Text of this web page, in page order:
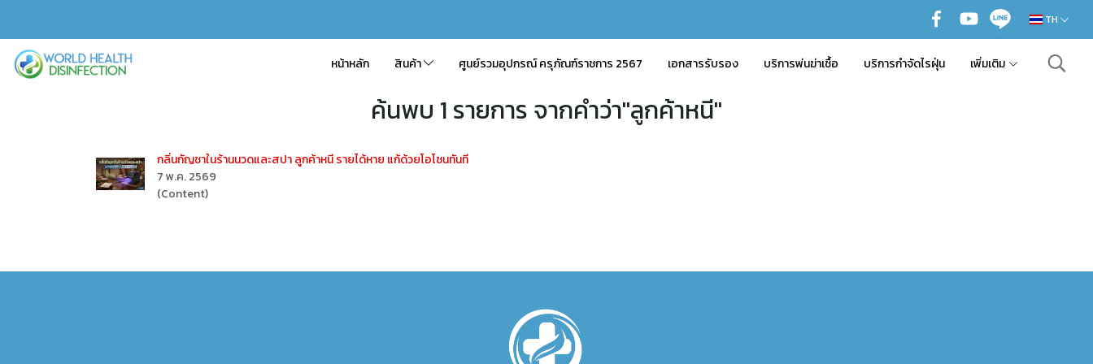
TH
หน้าหลัก สินค้า ศูนย์รวมอุปกรณ์ ครุภัณฑ์ราชการ 2567 เอกสารรับรอง บริการพ่นฆ่าเชื้อ บริการกำจัดไรฝุ่น เพิ่มเติม
ค้นพบ 1 รายการ จากคำว่า"ลูกค้าหนี"
กลิ่นกัญชาในร้านนวดและสปา ลูกค้าหนี รายได้หาย แก้ด้วยโอโซนทันที
7 พ.ค. 2569
(Content)